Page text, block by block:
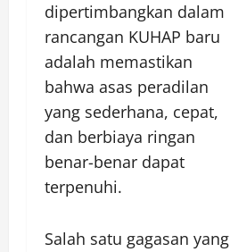
dipertimbangkan dalam
rancangan KUHAP baru
adalah memastikan
bahwa asas peradilan
yang sederhana, cepat,
dan berbiaya ringan
benar-benar dapat
terpenuhi.
Salah satu gagasan yang